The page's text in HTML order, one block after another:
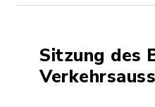
Sitzung des